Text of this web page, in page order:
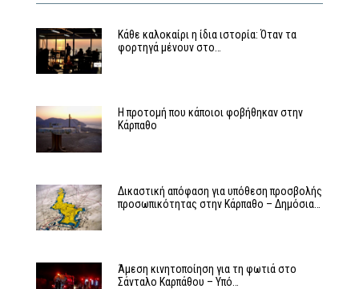
Κάθε καλοκαίρι η ίδια ιστορία: Όταν τα
φορτηγά μένουν στο…
Η προτομή που κάποιοι φοβήθηκαν στην
Κάρπαθο
Δικαστική απόφαση για υπόθεση προσβολής
προσωπικότητας στην Κάρπαθο – Δημόσια…
Άμεση κινητοποίηση για τη φωτιά στο
Σάνταλο Καρπάθου – Υπό…